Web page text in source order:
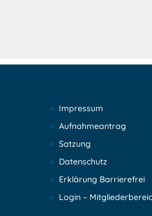
Impressum
Aufnahmeantrag
Satzung
Datenschutz
Erklärung Barrierefrei
Login –